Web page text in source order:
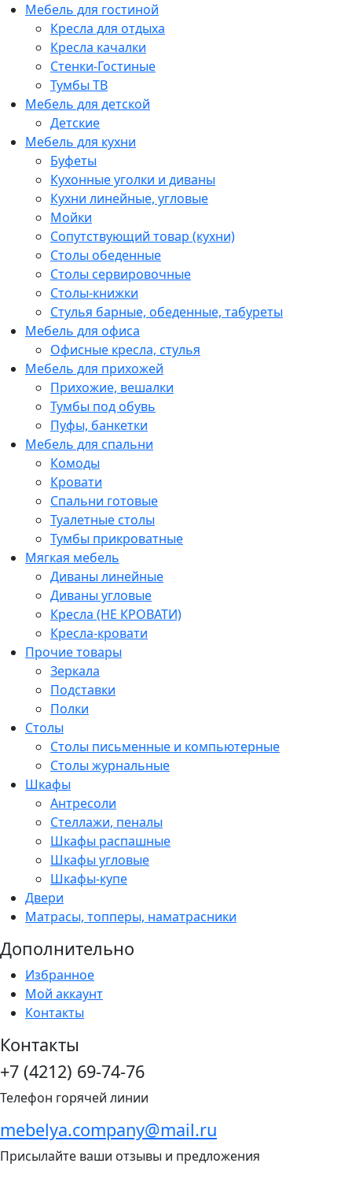
Мебель для гостиной
Кресла для отдыха
Кресла качалки
Стенки-Гостиные
Тумбы ТВ
Мебель для детской
Детские
Мебель для кухни
Буфеты
Кухонные уголки и диваны
Кухни линейные, угловые
Мойки
Сопутствующий товар (кухни)
Столы обеденные
Столы сервировочные
Столы-книжки
Стулья барные, обеденные, табуреты
Мебель для офиса
Офисные кресла, стулья
Мебель для прихожей
Прихожие, вешалки
Тумбы под обувь
Пуфы, банкетки
Мебель для спальни
Комоды
Кровати
Спальни готовые
Туалетные столы
Тумбы прикроватные
Мягкая мебель
Диваны линейные
Диваны угловые
Кресла (НЕ КРОВАТИ)
Кресла-кровати
Прочие товары
Зеркала
Подставки
Полки
Столы
Столы письменные и компьютерные
Столы журнальные
Шкафы
Антресоли
Стеллажи, пеналы
Шкафы распашные
Шкафы угловые
Шкафы-купе
Двери
Матрасы, топперы, наматрасники
Дополнительно
Избранное
Мой аккаунт
Контакты
Контакты
+7 (4212) 69-74-76
Телефон горячей линии
mebelya.company@mail.ru
Присылайте ваши отзывы и предложения